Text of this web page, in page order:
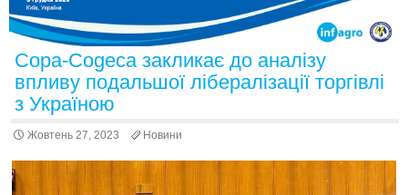
Copa-Cogeca закликає до аналізу
впливу подальшої лібералізації торгівлі
з Україною
Жовтень 27, 2023 Новини